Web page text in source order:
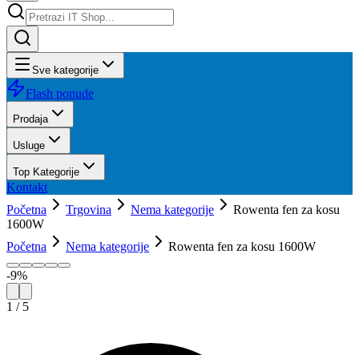
Sve kategorije
Flash ponude
Prodaja
Usluge
Top Kategorije
Kontakt
Početna
Trgovina Nema kategorije
Rowenta fen za kosu
1600W
Početna
Nema kategorije Rowenta fen za kosu 1600W
-9%
1 / 5